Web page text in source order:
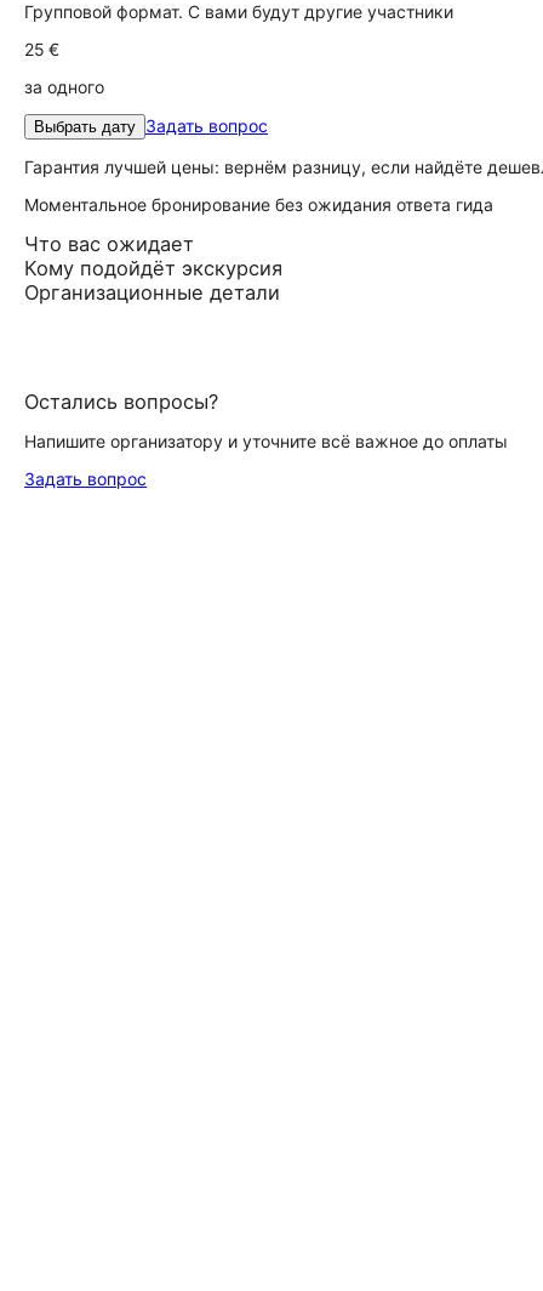
Групповой формат. С вами будут другие участники
25 €
за одного
Выбрать дату Задать вопрос
Гарантия лучшей цены: вернём разницу, если найдёте
Моментальное бронирование без ожидания ответа гида
Что вас ожидает
Кому подойдёт экскурсия
Организационные детали
Остались вопросы?
Напишите организатору и уточните всё важное до оплаты
Задать вопрос